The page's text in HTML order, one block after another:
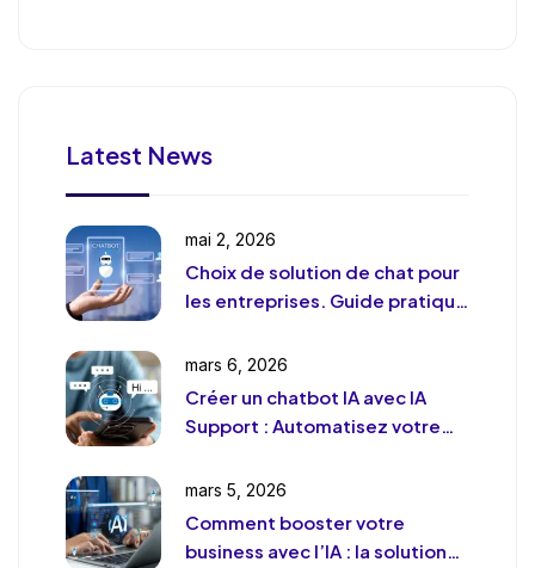
Latest News
mai 2, 2026
Choix de solution de chat pour
les entreprises. Guide pratique
mars 6, 2026
Créer un chatbot IA avec IA
Support : Automatisez votre
déshumaniser)
mars 5, 2026
Comment booster votre
business avec l’IA : la solution